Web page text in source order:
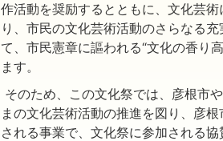
作活動を奨励するとともに、文化芸
り、市民の文化芸術活動のさらなる
て、市民憲章に謳われる“文化の香り
ます。
そのため、この文化祭では、彦根市
まの文化芸術活動の推進を図り、彦
される事業で、文化祭に参加される協